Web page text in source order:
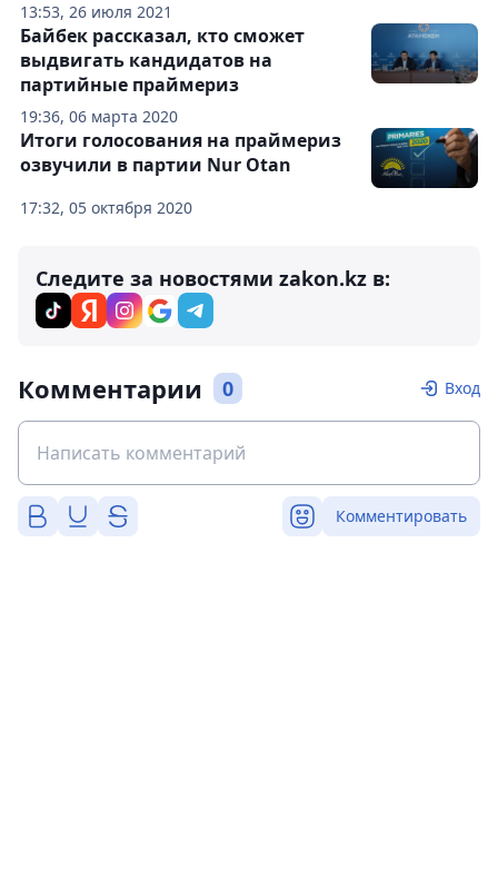
13:53, 26 июля 2021
19:36, 06 марта 2020
Байбек рассказал, кто сможет
выдвигать кандидатов на
партийные праймериз
17:32, 05 октября 2020
Итоги голосования на праймериз
озвучили в партии Nur Otan
Следите за новостями zakon.kz в:
Комментарии 0 Вход
Комментировать